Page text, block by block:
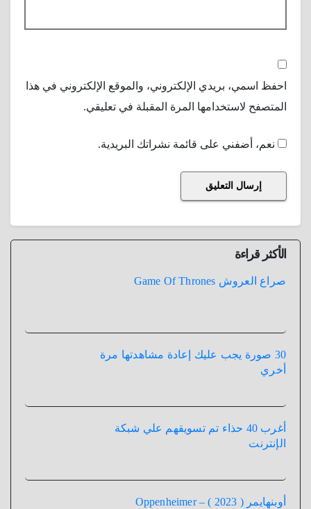
احفظ اسمي، بريدي الإلكتروني، والموقع الإلكتروني في هذا
المتصفح لاستخدامها المرة المقبلة في تعليقي.
نعم، أضفني على قائمة نشراتك البريدية.
الأكثر قراءة
صراع العروش Game Of Thrones
30 صورة يجب عليك إعادة مشاهدتها مرة
أخري
أغرب 40 حذاء تم تسويقهم علي شبكة
الإنترنت
أوبنهايمر ( 2023 ) – Oppenheimer